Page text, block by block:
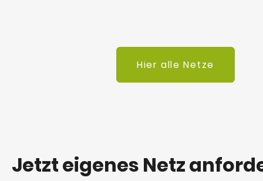
Hier alle Netze
Jetzt eigenes Netz